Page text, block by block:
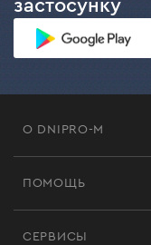
застосунку
О DNIPRO-M
ПОМОЩЬ
СЕРВИСЫ